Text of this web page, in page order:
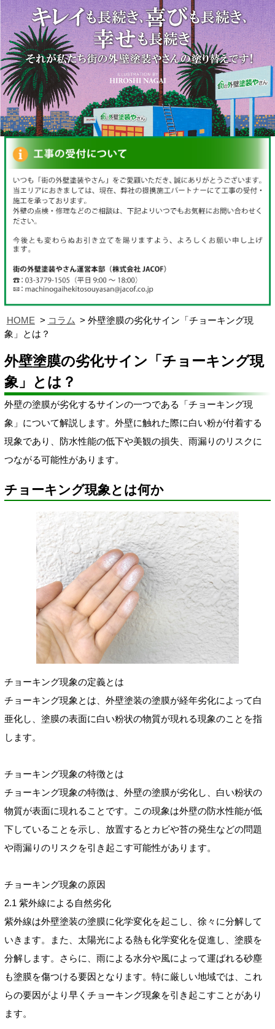
HOME コラム
外壁塗膜の劣化サイン「チョーキング現
象」とは？
外壁塗膜の劣化サイン「チョーキング現
象」とは？
外壁の塗膜が劣化するサインの一つである「チョーキング現
象」について解説します。外壁に触れた際に白い粉が付着する
現象であり、防水性能の低下や美観の損失、雨漏りのリスクに
つながる可能性があります。
チョーキング現象とは何か
チョーキング現象の定義とは
チョーキング現象とは、外壁塗装の塗膜が経年劣化によって白
亜化し、塗膜の表面に白い粉状の物質が現れる現象のことを指
します。
チョーキング現象の特徴とは
チョーキング現象の特徴は、外壁の塗膜が劣化し、白い粉状の
物質が表面に現れることです。この現象は外壁の防水性能が低
下していることを示し、放置するとカビや苔の発生などの問題
や雨漏りのリスクを引き起こす可能性があります。
チョーキング現象の原因
2.1 紫外線による自然劣化
紫外線は外壁塗装の塗膜に化学変化を起こし、徐々に分解して
いきます。また、太陽光による熱も化学変化を促進し、塗膜を
分解します。さらに、雨による水分や風によって運ばれる砂塵
も塗膜を傷つける要因となります。特に厳しい地域では、これ
らの要因がより早くチョーキング現象を引き起こすことがあり
ます。